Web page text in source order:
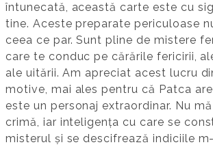
întunecată, această carte este cu
tine. Aceste preparate periculoase
ceea ce par. Sunt pline de mistere
care te conduc pe cărările fericirii,
ale uitării. Am apreciat acest lucru
motive, mai ales pentru că Patca
este un personaj extraordinar. Nu
crimă, iar inteligența cu care se
misterul și se descifrează indiciile